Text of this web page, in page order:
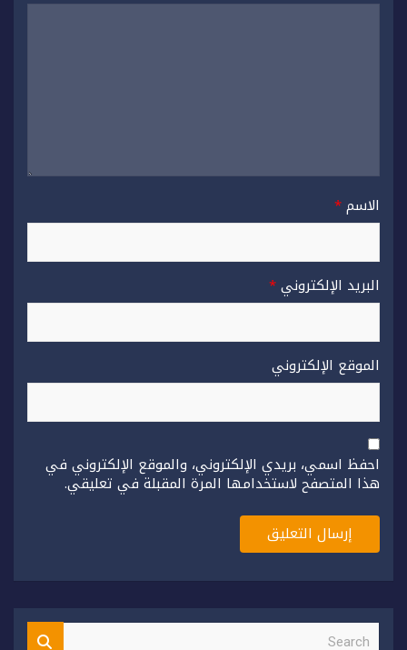
الاسم*
البريد الإلكتروني*
الموقع الإلكتروني
احفظ اسمي، بريدي الإلكتروني، والموقع الإلكتروني في
هذا المتصفح لاستخدامها المرة المقبلة في تعليقي.
S